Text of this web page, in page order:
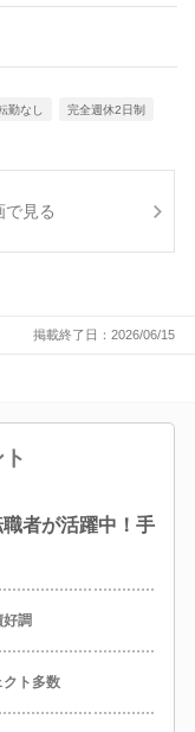
賀県、長崎県、熊本
勤なし 完全週休2日制
で見る
掲載終了日：2026/06/15
者が活躍中！手
好調
クト多数